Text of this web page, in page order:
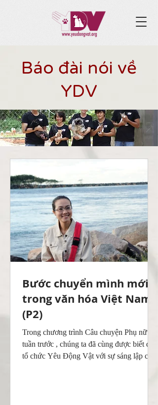
Báo đài nói về
YDV
Bước chuyển mình mới
trong văn hóa Việt Nam
(P2)
Trong chương trình Câu chuyện Phụ nữ
tuần trước , chúng ta đã cùng được biết đến
tổ chức Yêu Động Vật với sự sáng lập của